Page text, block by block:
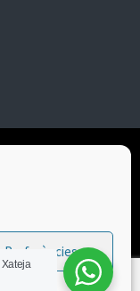
Preferències
Xateja